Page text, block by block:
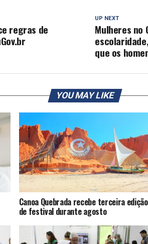
UP NEXT
Mulheres no
que os
regras de
YOU MAY LIKE
Canoa Quebrada recebe terceira edição
de festival durante agosto